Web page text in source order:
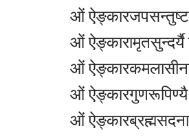
ओं
ओं ऐङ्कारामृतसुन्दर्यै
ओं
ओं ऐङ्कारगुणरूपिण्यै
ओं